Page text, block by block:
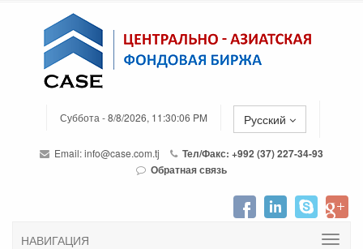
Суббота - 8/8/2026, 11:30:06 PM Русский
Email:info@case.com.tj
Тел/Факс: +992 (37) 227-34-93
Обратная связь
НАВИГАЦИЯ